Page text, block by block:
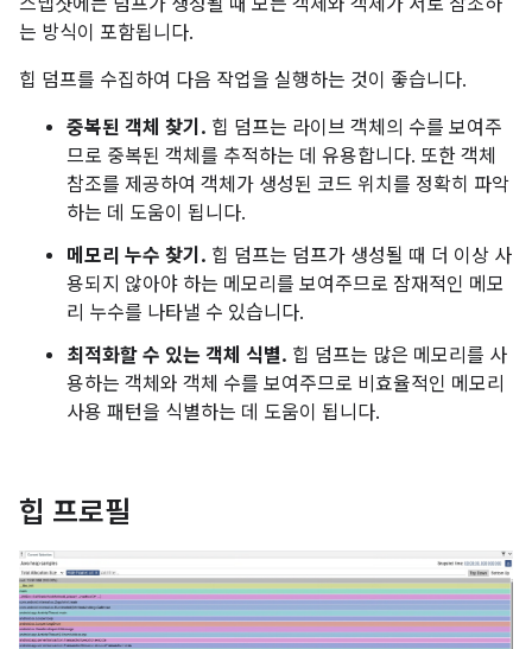
는 방식이 포함됩니다.
힙 덤프를 수집하여 다음 작업을 실행하는 것이 좋습니다.
중복된 객체 찾기. 힙 덤프는 라이브 객체의 수를 보여주
므로 중복된 객체를 추적하는 데 유용합니다. 또한 객체
참조를 제공하여 객체가 생성된 코드 위치를 정확히 파악
하는 데 도움이 됩니다.
메모리 누수 찾기. 힙 덤프는 덤프가 생성될 때 더 이상 사
용되지 않아야 하는 메모리를 보여주므로 잠재적인 메모
리 누수를 나타낼 수 있습니다.
최적화할 수 있는 객체 식별. 힙 덤프는 많은 메모리를 사
용하는 객체와 객체 수를 보여주므로 비효율적인 메모리
사용 패턴을 식별하는 데 도움이 됩니다.
힙 프로필